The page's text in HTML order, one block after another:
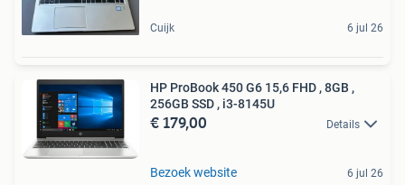
Cuijk 6 jul 26
HP ProBook 450 G6 15,6 FHD , 8GB ,
256GB SSD , i3-8145U
€ 179,00 Details
Bezoek website 6 jul 26